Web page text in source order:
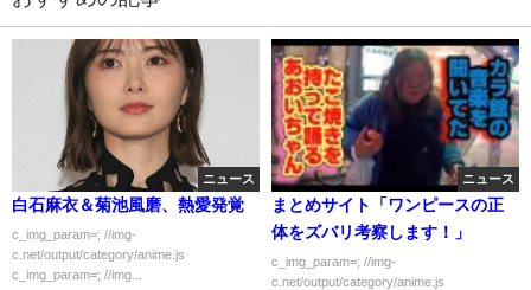
ニュース
白石麻衣＆菊池風磨、熱愛発覚
c_img_param=; //img-
c.net/output/category/anime.js
c_img_param=; //img...
ニュース
まとめサイト「ワンピースの正
体をズバリ考察します！」
c_img_param=; //img-
c.net/output/category/anime.js